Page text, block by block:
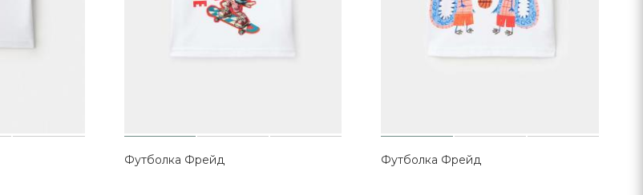
Футболка Фрейд Футболка Фрейд